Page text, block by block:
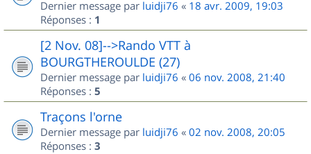
Dernier message par luidji76 « 18 avr. 2009, 19:03
Réponses : 1
[2 Nov. 08]-->Rando VTT à
BOURGTHEROULDE (27)
Dernier message par luidji76 « 06 nov. 2008, 21:40
Réponses : 5
Traçons l'orne
Dernier message par luidji76 « 02 nov. 2008, 20:05
Réponses : 3